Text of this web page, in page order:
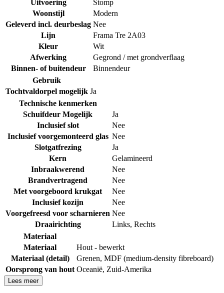
Uitvoering
Stomp
Woonstijl
Modern
Geleverd incl. deurbeslag Nee
Lijn
Frama Tre 2A03
Kleur
Wit
Afwerking
Gegrond / met grondverflaag
Binnen- of buitendeur
Binnendeur
Gebruik
Tochtvaldorpel mogelijk Ja
Technische kenmerken
Schuifdeur Mogelijk
Ja
Inclusief slot
Nee
Inclusief voorgemonteerd glas Nee
Slotgatfrezing
Ja
Kern
Gelamineerd
Inbraakwerend
Nee
Brandvertragend
Nee
Met voorgeboord krukgat
Nee
Inclusief kozijn
Nee
Voorgefreesd voor scharnieren Nee
Draairichting
Links, Rechts
Materiaal
Materiaal
Hout - bewerkt
Materiaal (detail)
Grenen, MDF (medium-density fibreboard)
Oorsprong van hout Oceanië, Zuid-Amerika
Lees meer